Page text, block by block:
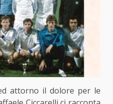
attorno il dolore per le